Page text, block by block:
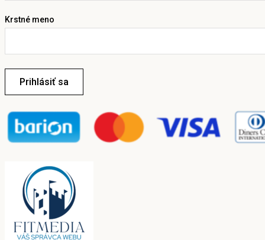
Krstné meno
Prihlásiť sa